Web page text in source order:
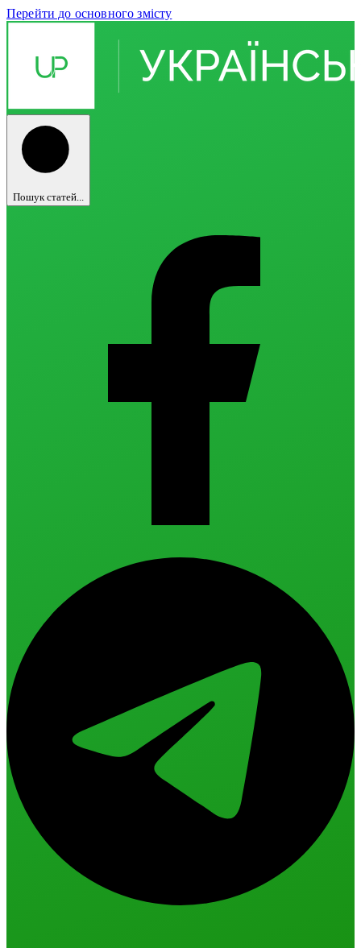
Перейти до основного змісту
Пошук статей...